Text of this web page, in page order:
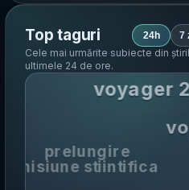
Top taguri 24h 7
Cele mai urmărite subiecte din
ultimele 24 de ore.
prelungire
misiune stiintifica
voyager 2